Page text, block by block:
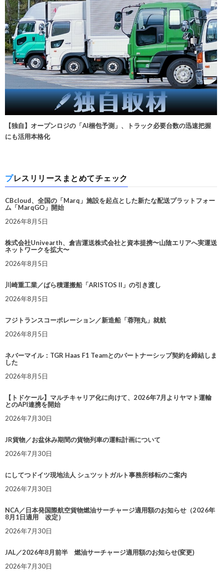
【独自】オープンロジの「AI梱包予測」、トラック必要台数の迅速把握
にも活用本格化
プレスリリースまとめてチェック
CBcloud、全国の「Marq」施設を起点とした新たな配送プラットフォー
ム「MarqGO」開始
2026年8月5日
株式会社Univearth、倉吉運送株式会社と資本提携〜山陰エリアへ実運送
ネットワークを拡大〜
2026年8月5日
川崎重工業／ばら積運搬船「ARISTOS II」の引き渡し
2026年8月5日
フジトランスコーポレーション／新造船「蓉翔丸」就航
2026年8月5日
ネバーマイル：TGR Haas F1 Teamとのパートナーシップ契約を締結しま
した
2026年8月5日
【トドケール】マルチキャリア化に向けて、2026年7月よりヤマト運輸
とのAPI連携を開始
2026年7月30日
JR貨物／お盆休み期間の貨物列車の運転計画について
2026年7月30日
にしてつドイツ現地法人 シュツットガルト事務所移転のご案内
2026年7月30日
NCA／日本発国際航空貨物燃油サーチャージ適用額のお知らせ（2026年
8月1日適用 改定）
2026年7月30日
JAL／2026年8月前半 燃油サーチャージ適用額のお知らせ(変更)
2026年7月30日